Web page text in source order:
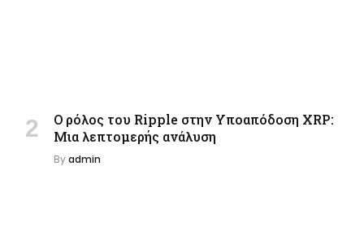
Ο ρόλος του Ripple στην Υποαπόδοση XRP:
Μια λεπτομερής ανάλυση
Byadmin